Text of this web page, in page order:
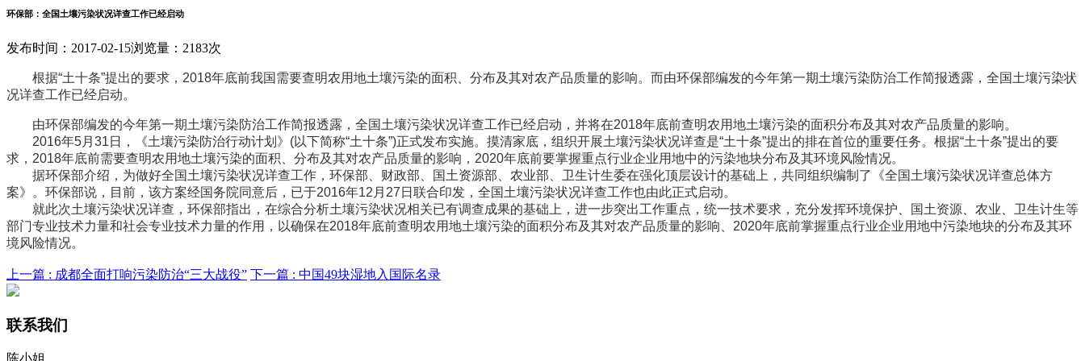
环保部：全国土壤污染状况详查工作已经启动
发布时间：2017-02-15浏览量：2183次
根据“土十条”提出的要求，2018年底前我国需要查明农用地土壤污染的面积、分布及其对农产品质量的影响。而由环保部编发的今年第一期土壤污染防治工作简报透露，全国土壤污染状
况详查工作已经启动。
由环保部编发的今年第一期土壤污染防治工作简报透露，全国土壤污染状况详查工作已经启动，并将在2018年底前查明农用地土壤污染的面积分布及其对农产品质量的影响。
2016年5月31日，《土壤污染防治行动计划》(以下简称“土十条”)正式发布实施。摸清家底，组织开展土壤污染状况详查是“土十条”提出的排在首位的重要任务。根据“土十条”提出的要
求，2018年底前需要查明农用地土壤污染的面积、分布及其对农产品质量的影响，2020年底前要掌握重点行业企业用地中的污染地块分布及其环境风险情况。
据环保部介绍，为做好全国土壤污染状况详查工作，环保部、财政部、国土资源部、农业部、卫生计生委在强化顶层设计的基础上，共同组织编制了《全国土壤污染状况详查总体方
案》。环保部说，目前，该方案经国务院同意后，已于2016年12月27日联合印发，全国土壤污染状况详查工作也由此正式启动。
就此次土壤污染状况详查，环保部指出，在综合分析土壤污染状况相关已有调查成果的基础上，进一步突出工作重点，统一技术要求，充分发挥环境保护、国土资源、农业、卫生计生等
部门专业技术力量和社会专业技术力量的作用，以确保在2018年底前查明农用地土壤污染的面积分布及其对农产品质量的影响、2020年底前掌握重点行业企业用地中污染地块的分布及其环
境风险情况。
上一篇 : 成都全面打响污染防治“三大战役” 下一篇 : 中国49块湿地入国际名录
联系我们